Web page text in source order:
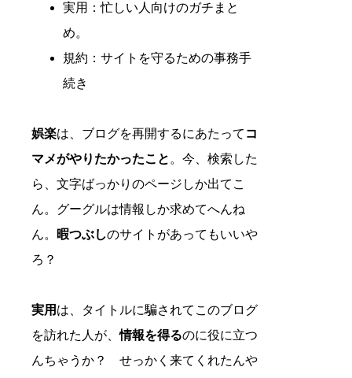
実用：忙しい人向けのガチまと
め。
規約：サイトを守るための事務手
続き
娯楽は、ブログを再開するにあたって コ
マメがやりたかったこと 。今、検索した
ら、文字ばっかりのページしか出てこ
ん。グーグルは情報しか求めてへんね
ん。
暇つぶしのサイトがあってもいいや
ろ？
実用 は、タイトルに騙されてこのブログ
を訪れた人が、情報を得るのに役に立つ
んちゃうか？ せっかく来てくれたんや